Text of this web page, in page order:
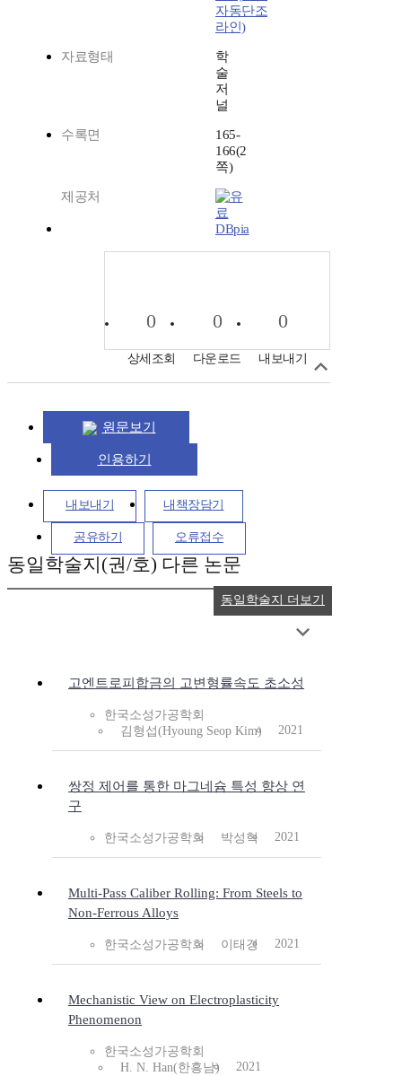
자동단조
라인)
자료형태
학
술
저
널
수록면
165-
166(2
쪽)
제공처
DBpia
0
상세조회
0
다운로드
0
내보내기
원문보기
인용하기
내보내기 내책장담기
공유하기 오류접수
동일학술지(권/호) 다른 논문
고엔트로피합금의 고변형률속도 초소성
한국소성가공학회
김형섭(Hyoung Seop Kim)
2021
쌍정 제어를 통한 마그네슘 특성 향상 연
구
한국소성가공학회 박성혁 2021
Multi-Pass Caliber Rolling: From Steels to
Non-Ferrous Alloys
한국소성가공학회 이태경 2021
Mechanistic View on Electroplasticity
Phenomenon
한국소성가공학회
H. N. Han(한흥남)
2021
동일학술지 더보기